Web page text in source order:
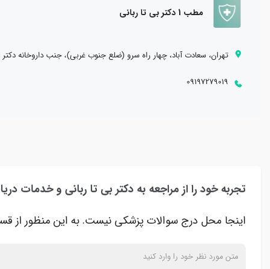
مطب 1 دکتر بی تا ربانی
تهران، سعادت آباد، چهار راه سرو (ضلع جنوب غربی)، جنب داروخانه دکتر دهقان،
09197279019
تجربه خود را از مراجعه به دکتر بی تا ربانی و خدمات
اینجا محل درج سوالات پزشکی نیست. به این منظور از